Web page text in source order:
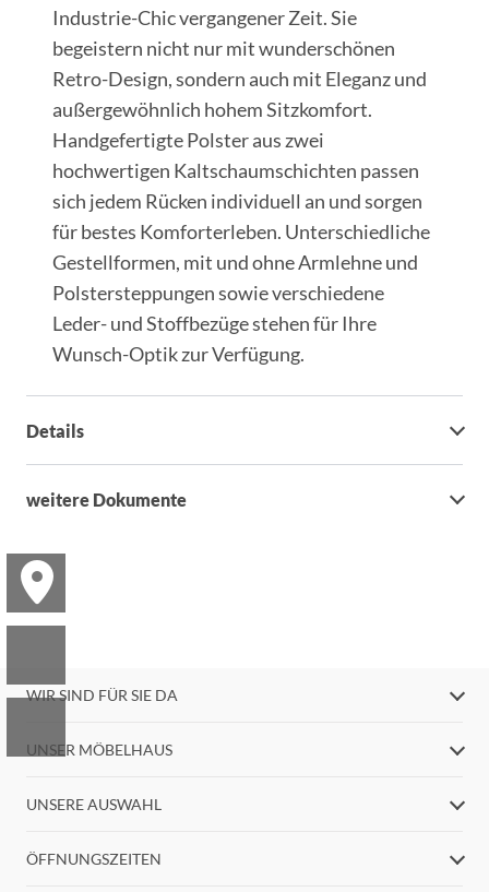
Industrie-Chic vergangener Zeit. Sie
begeistern nicht nur mit wunderschönen
Retro-Design, sondern auch mit Eleganz und
außergewöhnlich hohem Sitzkomfort.
Handgefertigte Polster aus zwei
hochwertigen Kaltschaumschichten passen
sich jedem Rücken individuell an und sorgen
für bestes Komforterleben. Unterschiedliche
Gestellformen, mit und ohne Armlehne und
Polstersteppungen sowie verschiedene
Leder- und Stoffbezüge stehen für Ihre
Wunsch-Optik zur Verfügung.
Details
weitere Dokumente
WIR SIND FÜR SIE DA
UNSER MÖBELHAUS
UNSERE AUSWAHL
ÖFFNUNGSZEITEN